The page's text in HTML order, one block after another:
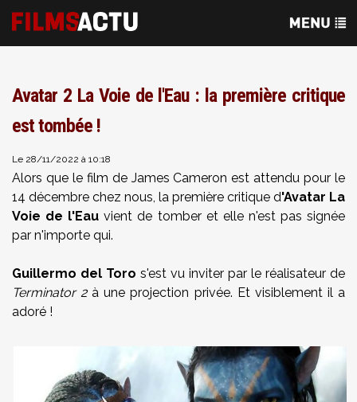
Avatar 2 La Voie de l'Eau : la première critique
est tombée !
Le 28/11/2022 à 10:18
Alors que le film de James Cameron est attendu pour le
14 décembre chez nous, la première critique d'Avatar La
Voie de l'Eau vient de tomber et elle n'est pas signée
par n'importe qui.
Guillermo del Toro s'est vu inviter par le réalisateur de
Terminator 2à une projection privée. Et visiblement il a
adoré !